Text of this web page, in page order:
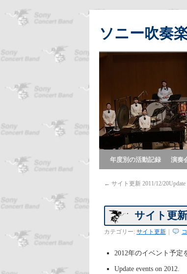
ソニー吹奏
年度別の活動記録 演奏
← サイト更新 2011/12/20
サイト更
カテゴリー: サイト更新
2012年のイベント予定
Update events on 2012.